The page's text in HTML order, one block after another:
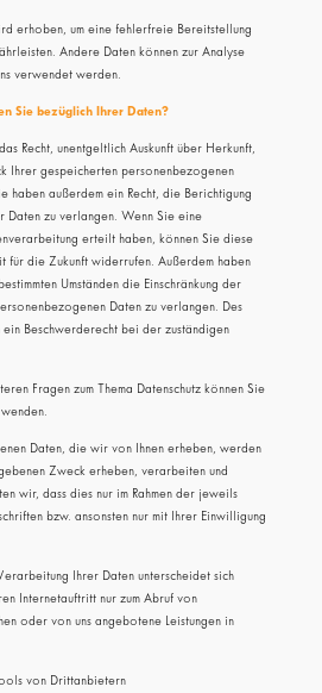
erhoben, um eine fehlerfreie Bereitstellung
Andere Daten können zur Analyse
verwendet werden.
Sie bezüglich Ihrer Daten?
Recht, unentgeltlich Auskunft über Herkunft,
Ihrer gespeicherten personenbezogenen
haben außerdem ein Recht, die Berichtigung
Daten zu verlangen. Wenn Sie eine
erteilt haben, können Sie diese
für die Zukunft widerrufen. Außerdem haben
Umständen die Einschränkung der
Daten zu verlangen. Des
ein Beschwerderecht bei der zuständigen
Fragen zum Thema Datenschutz können Sie
Daten, die wir von Ihnen erheben, werden
Zweck erheben, verarbeiten und
wir, dass dies nur im Rahmen der jeweils
bzw. ansonsten nur mit Ihrer Einwilligung
Ihrer Daten unterscheidet sich
Internetauftritt nur zum Abruf von
oder von uns angebotene Leistungen in
von Dritt­anbietern